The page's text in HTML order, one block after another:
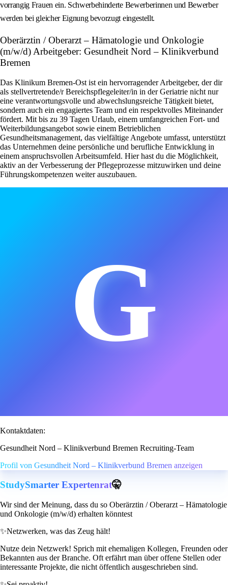
vorrangig Frauen ein. Schwerbehinderte Bewerberinnen und Bewerber
werden bei gleicher Eignung bevorzugt eingestellt.
Oberärztin / Oberarzt – Hämatologie und Onkologie
(m/w/d) Arbeitgeber: Gesundheit Nord – Klinikverbund
Bremen
Das Klinikum Bremen-Ost ist ein hervorragender Arbeitgeber, der dir
als stellvertretende/r Bereichspflegeleiter/in in der Geriatrie nicht nur
eine verantwortungsvolle und abwechslungsreiche Tätigkeit bietet,
sondern auch ein engagiertes Team und ein respektvolles Miteinander
fördert. Mit bis zu 39 Tagen Urlaub, einem umfangreichen Fort- und
Weiterbildungsangebot sowie einem Betrieblichen
Gesundheitsmanagement, das vielfältige Angebote umfasst, unterstützt
das Unternehmen deine persönliche und berufliche Entwicklung in
einem anspruchsvollen Arbeitsumfeld. Hier hast du die Möglichkeit,
aktiv an der Verbesserung der Pflegeprozesse mitzuwirken und deine
Führungskompetenzen weiter auszubauen.
G
Kontaktdaten:
Gesundheit Nord – Klinikverbund Bremen Recruiting-Team
Profil von Gesundheit Nord – Klinikverbund Bremen anzeigen
StudySmarter Expertenrat🤫
Wir sind der Meinung, dass du so Oberärztin / Oberarzt – Hämatologie
und Onkologie (m/w/d) erhalten könntest
✨Netzwerken, was das Zeug hält!
Nutze dein Netzwerk! Sprich mit ehemaligen Kollegen, Freunden oder
Bekannten aus der Branche. Oft erfährt man über offene Stellen oder
interessante Projekte, die nicht öffentlich ausgeschrieben sind.